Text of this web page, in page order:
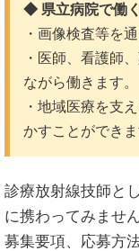
◆ 県立病院で働
・画像検査等を
・医師、看護師
ながら働きます。
・地域医療を支
かすことができま
診療放射線技師と
に携わってみません
募集要項、応募方